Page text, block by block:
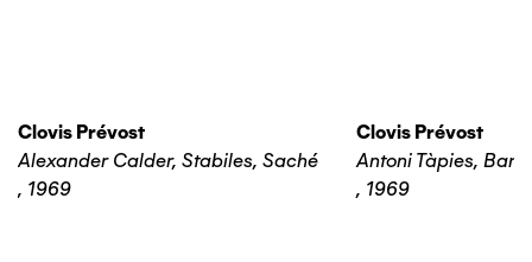
Clovis Prévost
Alexander Calder, Stabiles, Saché
, 1969
Clovis Prévost
Antoni Tàpies,
, 1969